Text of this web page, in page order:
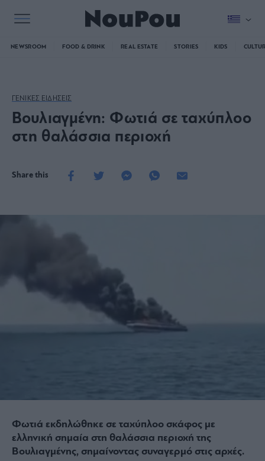
NEWSROOM FOOD & DRINK REAL ESTATE STORIES KIDS
ΓΕΝΙΚΕΣ ΕΙΔΗΣΕΙΣ
Βουλιαγμένη: Φωτιά σε ταχύπλοο
στη θαλάσσια περιοχή
Share this
Φωτιά εκδηλώθηκε σε ταχύπλοο σκάφος με
ελληνική σημαία στη θαλάσσια περιοχή της
Βουλιαγμένης, σημαίνοντας συναγερμό στις αρχές.